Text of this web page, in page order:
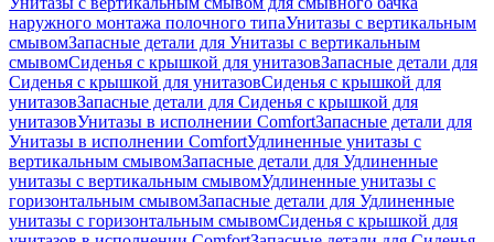
наружного монтажа полочного типаУнитазы с вертикальным
смывомЗапасные детали для Унитазы с вертикальным
смывомСиденья с крышкой для унитазовЗапасные детали для
Сиденья с крышкой для унитазовСиденья с крышкой для
унитазовЗапасные детали для Сиденья с крышкой для
унитазовУнитазы в исполнении ComfortЗапасные детали для
Унитазы в исполнении ComfortУдлиненные унитазы с
вертикальным смывомЗапасные детали для Удлиненные
унитазы с вертикальным смывомУдлиненные унитазы с
горизонтальным смывомЗапасные детали для Удлиненные
унитазы с горизонтальным смывомСиденья с крышкой для